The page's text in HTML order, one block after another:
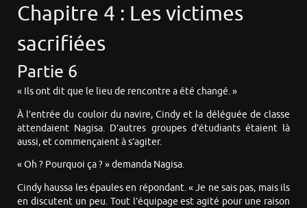
Chapitre 4 : Les victimes
sacrifiées
Partie 6
« Ils ont dit que le lieu de rencontre a été changé. »
À l’entrée du couloir du navire, Cindy et la déléguée de classe
attendaient Nagisa. D’autres groupes d’étudiants étaient là
aussi, et commençaient à s’agiter.
« Oh ? Pourquoi ça ? » demanda Nagisa.
Cindy haussa les épaules en répondant. « Je ne sais pas, mais ils
en discutent un peu. Tout l’équipage est agité pour une raison